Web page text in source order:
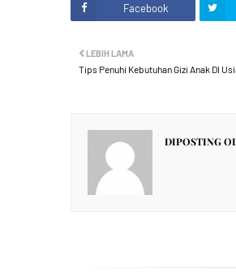
Facebook
LEBIH LAMA
Tips Penuhi Kebutuhan Gizi Anak DI
DIPOSTING